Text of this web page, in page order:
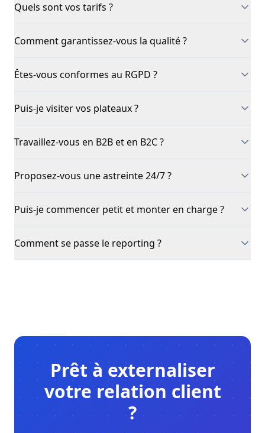
Quels sont vos tarifs ?
Comment garantissez-vous la qualité ?
Êtes-vous conformes au RGPD ?
Puis-je visiter vos plateaux ?
Travaillez-vous en B2B et en B2C ?
Proposez-vous une astreinte 24/7 ?
Puis-je commencer petit et monter en charge ?
Comment se passe le reporting ?
Prêt à externaliser
votre relation client
?